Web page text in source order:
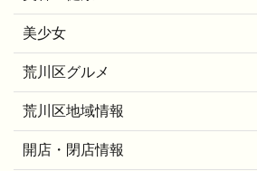
美少女
荒川区グルメ
荒川区地域情報
開店・閉店情報